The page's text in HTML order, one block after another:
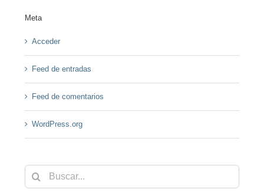
Meta
Acceder
Feed de entradas
Feed de comentarios
WordPress.org
Buscar: